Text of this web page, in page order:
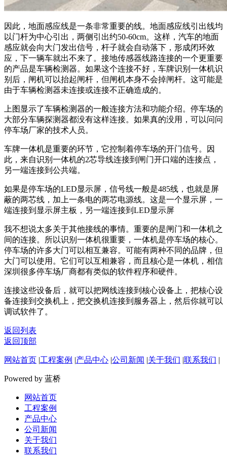
因此，地面感应线是一条非常重要的线。地面感应线引出线均
以门杆为中心引出，两侧引出约50-60cm。这样，汽车的地面
感应就会向大门发出信号，杆子就会自动落下，形成闭环效
应，下一辆车就出不来了。接地传感器线路连接的一个更重要
的产品是车辆检测器。如果这个连接不好，车牌识别一体机识
别后，闸机可以抬起闸杆，但闸机本身不会掉闸杆。这可能是
由于车辆检测器未连接或连接不正确造成的。
上图显示了车辆检测器的一般连接方法和功能介绍。停车场的
大部分车辆探测器都没有这样连接。如果真的没用，可以问问
停车场厂家的技术人员。
车牌一体机是重要的环节，它控制着停车场的开门信号。因
此，来自识别一体机的2芯导线连接到闸门开口端的连接点，
另一端连接到公共端。
如果是停车场的LED显示屏，信号线一般是485线，也就是屏
蔽的两芯线，加上一条电的两芯电源线。这是一个显示屏，一
端连接到显示屏主板，另一端连接到LED显示屏
我不想说太多关于其他接线的事情。重要的是闸门和一体机之
间的连接。所以识别一体机很重要，一体机是停车场的核心。
停车场的许多大门可以相互兼容。可能有两种不同的品牌，但
大门可以使用。它们可以互相兼容，而且核心是一体机，相信
深圳很多停车场厂商都有类似的软件程序和硬件。
连接这些设备后，就可以把网线连接到核心设备上，把核心设
备连接到交换机上，把交换机连接到服务器上，然后你就可以
调试软件了。
返回列表
返回顶部
网站首页 |工程案例 |产品中心 |公司新闻 |关于我们 |联系我们 |
Powered by 蓝桥
网站首页
工程案例
产品中心
公司新闻
关于我们
联系我们